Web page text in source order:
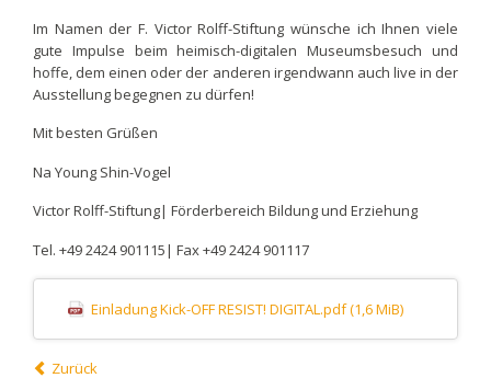
Im Namen der F. Victor Rolff-Stiftung wünsche ich Ihnen viele
gute Impulse beim heimisch-digitalen Museumsbesuch und
hoffe, dem einen oder der anderen irgendwann auch live in der
Ausstellung begegnen zu dürfen!
Mit besten Grüßen
Na Young Shin-Vogel
Victor Rolff-Stiftung| Förderbereich Bildung und Erziehung
Tel. +49 2424 901115| Fax +49 2424 901117
Einladung Kick-OFF RESIST! DIGITAL.pdf(1,6 MiB)
Zurück